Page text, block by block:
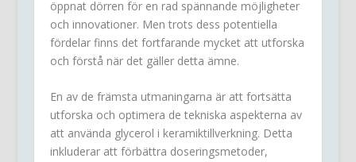
öppnat dörren för en rad spännande möjligheter
och innovationer. Men trots dess potentiella
fördelar finns det fortfarande mycket att utforska
och förstå när det gäller detta ämne.
En av de främsta utmaningarna är att fortsätta
utforska och optimera de tekniska aspekterna av
att använda glycerol i keramiktillverkning. Detta
inkluderar att förbättra doseringsmetoder,